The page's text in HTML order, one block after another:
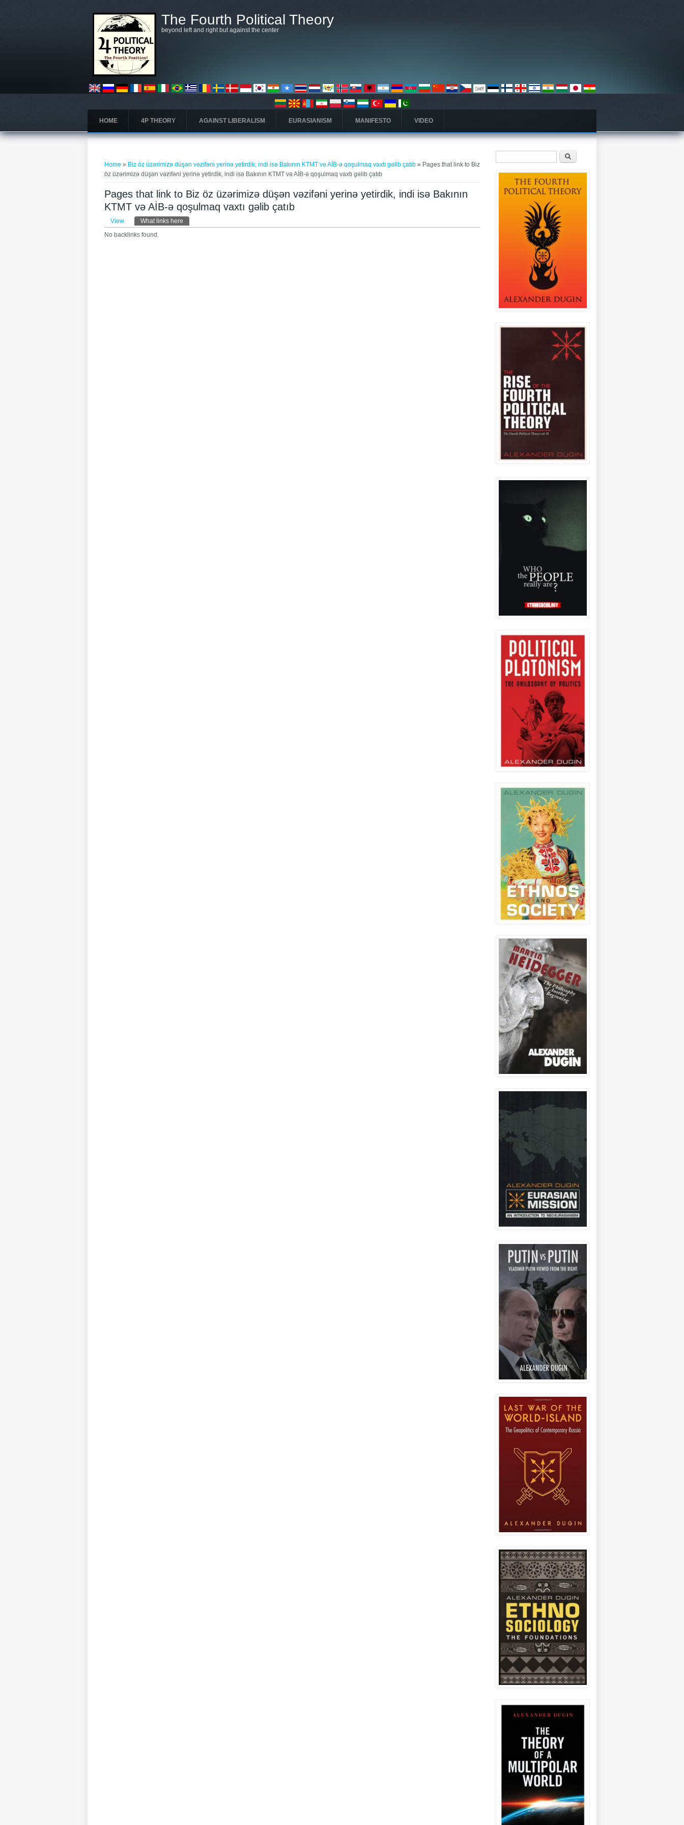
The Fourth Political Theory
beyond left and right but against the center
HOME 4P THEORY AGAINST LIBERALISM EURASIANISM MANIFESTO VIDEO
Home » Biz öz üzərimizə düşən vəzifəni yerinə yetirdik, indi isə Bakının KTMT və AİB-ə qoşulmaq vaxtı gəlib çatıb » Pages that link to Biz
öz üzərimizə düşən vəzifəni yerinə yetirdik, indi isə Bakının KTMT və AİB-ə qoşulmaq vaxtı gəlib çatıb
Pages that link to Biz öz üzərimizə düşən vəzifəni yerinə yetirdik, indi isə Bakının
KTMT və AİB-ə qoşulmaq vaxtı gəlib çatıb
Primary tabs
View What links here
No backlinks found.
Search form